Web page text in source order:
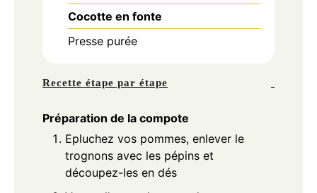
Cocotte en fonte
Presse purée
Recette étape par étape
Préparation de la compote
Epluchez vos pommes, enlever le
trognons avec les pépins et
découpez-les en dés